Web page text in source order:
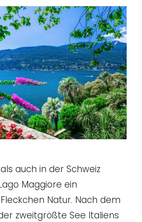
auch in der Schweiz
Maggiore ein
Natur. Nach dem
zweitgrößte See Italiens